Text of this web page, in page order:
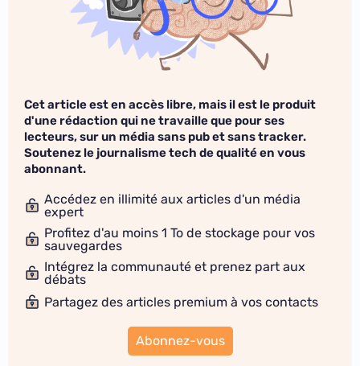
Cet article est en accès libre, mais il est le produit
d'une rédaction qui ne travaille que pour ses
lecteurs, sur un média sans pub et sans tracker.
Soutenez le journalisme tech de qualité en vous
abonnant.
Accédez en illimité aux articles d'un média
expert
Profitez d'au moins 1 To de stockage pour vos
sauvegardes
Intégrez la communauté et prenez part aux
débats
Partagez des articles premium à vos contacts
Abonnez-vous